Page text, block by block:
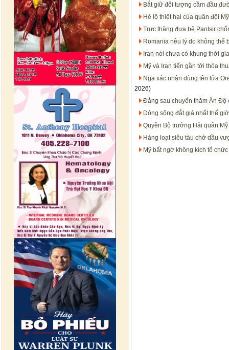
Bắt giữ đối tượng cầm đầu
Hé lộ thiệt hại của quân đội
Trực thăng đưa bệ Pantsir
Romania nêu lý do không thể
Iran nói chưa có khung thời
Mỹ và Iran tiến gần tới thỏa
Nga xác nhận dùng tên lửa
2026)
Đằng sau chuyến thăm Ấn Độ
Dòng sông đắt giá nhất thế
Quyền Bộ trưởng Hải quân
Hàng loạt siêu tàu chở dầu
Mỹ bất ngờ không kích tổ